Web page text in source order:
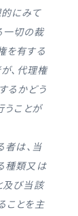
的にみて
一切の裁
を有する
、代理権
るかどう
うことが
者は、当
種類又は
及び当該
ことを主